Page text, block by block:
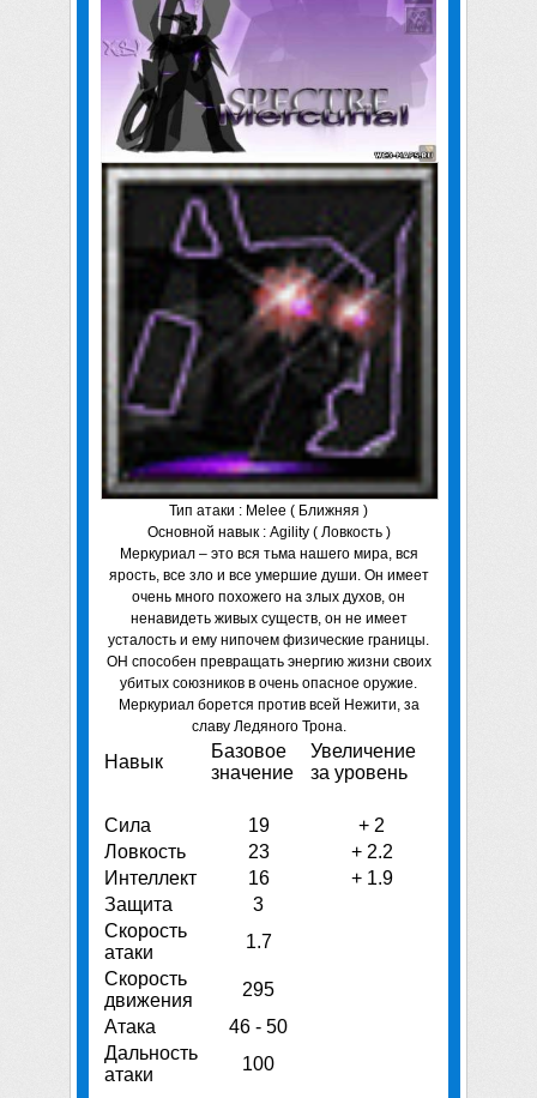
Тип атаки : Melee ( Ближняя )
Основной навык : Agility ( Ловкость )
Меркуриал – это вся тьма нашего мира, вся
ярость, все зло и все умершие души. Он имеет
очень много похожего на злых духов, он
ненавидеть живых существ, он не имеет
усталость и ему нипочем физические границы.
ОН способен превращать энергию жизни своих
убитых союзников в очень опасное оружие.
Меркуриал борется против всей Нежити, за
славу Ледяного Трона.
Навык
Базовое
значение
Увеличение
за уровень
Сила 19
+ 2
Ловкость
23
+ 2.2
Интеллект
16
+ 1.9
Защита
3
Скорость
атаки
1.7
Скорость
движения
295
Атака
46 - 50
Дальность
атаки
100